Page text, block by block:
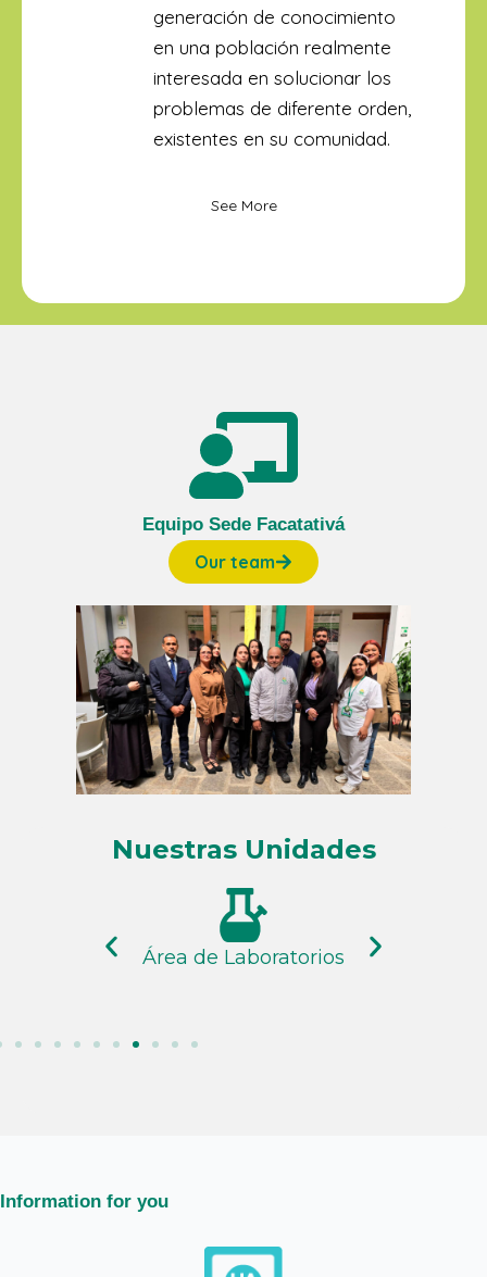
generación de conocimiento
en una población realmente
interesada en solucionar los
problemas de diferente orden,
existentes en su comunidad.
See More
Equipo Sede Facatativá
Our team
Nuestras Unidades
Ciencias Básicas
Information for you